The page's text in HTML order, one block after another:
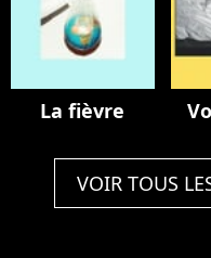
La fièvre
VOIR TOUS